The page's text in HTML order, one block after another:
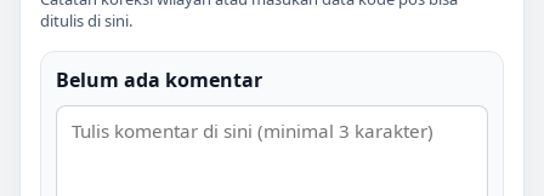
ditulis di sini.
Belum ada komentar